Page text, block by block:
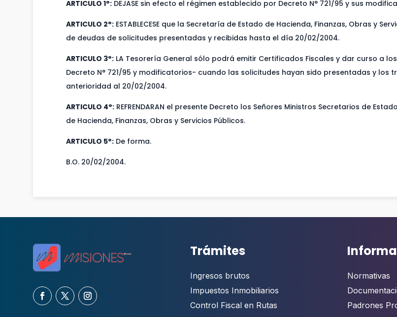
ARTICULO 1°: DEJASE sin efecto el régimen establecido por Decreto N° 721/95 y sus
ARTICULO 2°: ESTABLECESE que la Secretaría de Estado de Hacienda, Finanzas, Obras y
de deudas de solicitudes presentadas y recibidas hasta el día 20/02/2004.
ARTICULO 3°: LA Tesorería General sólo podrá emitir Certificados Fiscales y dar curso a
Decreto N° 721/95 y modificatorios- cuando las solicitudes hayan sido presentadas y los
anterioridad al 20/02/2004.
ARTICULO 4°: REFRENDARAN el presente Decreto los Señores Ministros Secretarios de
de Hacienda, Finanzas, Obras y Servicios Públicos.
ARTICULO 5°: De forma.
B.O. 20/02/2004.
Trámites
Ingresos brutos
Impuestos Inmobiliarios
Control Fiscal en Rutas
Normativas
Padrones